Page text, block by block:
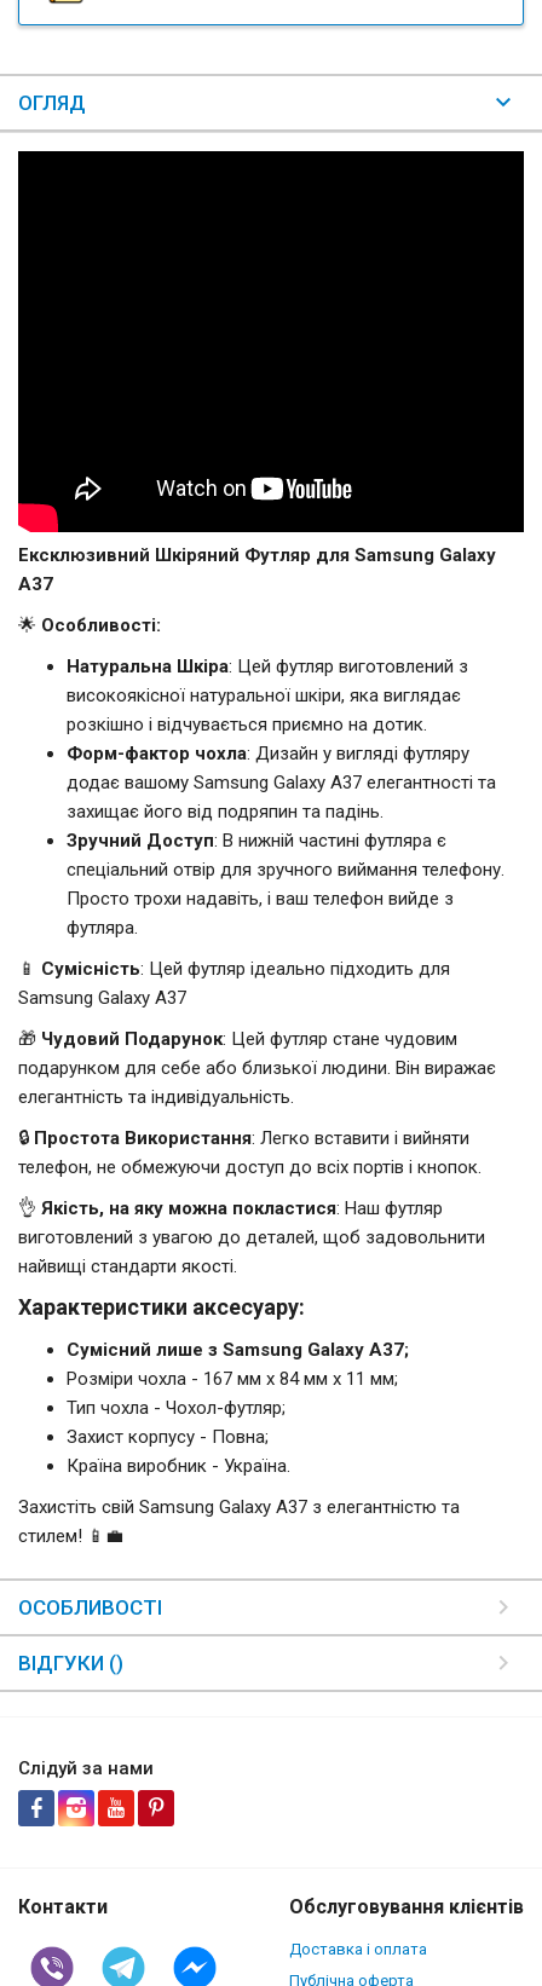
ОГЛЯД
Ексклюзивний Шкіряний Футляр для Samsung Galaxy
A37
🌟 Особливості:
Натуральна Шкіра: Цей футляр виготовлений з
високоякісної натуральної шкіри, яка виглядає
розкішно і відчувається приємно на дотик.
Форм-фактор чохла: Дизайн у вигляді футляру
додає вашому Samsung Galaxy A37 елегантності та
захищає його від подряпин та падінь.
Зручний Доступ: В нижній частині футляра є
спеціальний отвір для зручного виймання телефону.
Просто трохи надавіть, і ваш телефон вийде з
футляра.
📱 Сумісність: Цей футляр ідеально підходить для
Samsung Galaxy A37
🎁 Чудовий Подарунок: Цей футляр стане чудовим
подарунком для себе або близької людини. Він виражає
елегантність та індивідуальність.
🔒 Простота Використання: Легко вставити і вийняти
телефон, не обмежуючи доступ до всіх портів і кнопок.
👌 Якість, на яку можна покластися: Наш футляр
виготовлений з увагою до деталей, щоб задовольнити
найвищі стандарти якості.
Характеристики аксесуару:
Сумісний лише з Samsung Galaxy A37;
Розміри чохла - 167 мм x 84 мм x 11 мм;
Тип чохла - Чохол-футляр;
Захист корпусу - Повна;
Країна виробник - Україна.
Захистіть свій Samsung Galaxy A37 з елегантністю та
стилем! 📱💼
ОСОБЛИВОСТІ
ВІДГУКИ ()
Слідуй за нами
Контакти Обслуговування клієнтів
Доставка і оплата
Публічна оферта